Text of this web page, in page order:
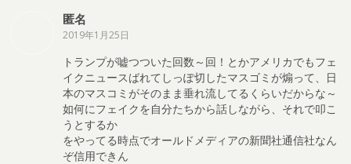
匿名
2019年1月25日
トランプが嘘つついた回数～回！とかアメリカでもフェ
イクニュースばれてしっぽ切したマスゴミが煽って、日
本のマスコミがそのまま垂れ流してるくらいだからな～
如何にフェイクを自分たちから話しながら、それで叩こ
うとするか
をやってる時点でオールドメディアの新聞社通信社なん
ぞ信用できん